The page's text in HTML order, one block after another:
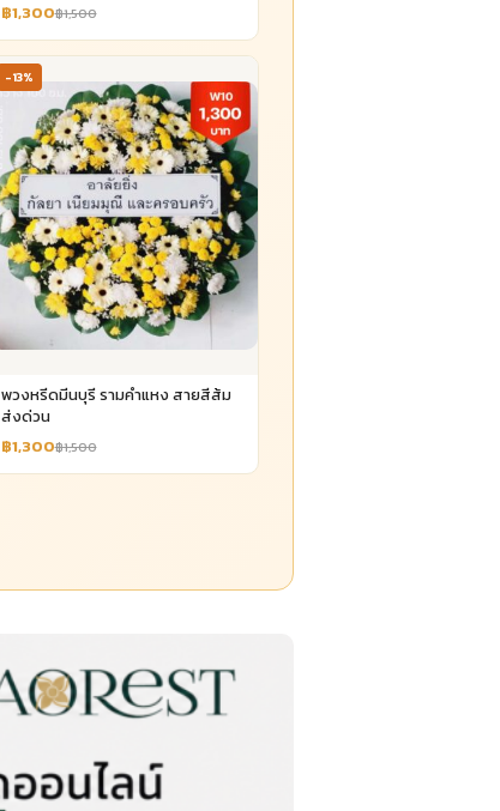
฿1,300฿1,500
-13%
พวงหรีดมีนบุรี รามคำแหง สายสีส้ม
ส่งด่วน
฿1,300฿1,500